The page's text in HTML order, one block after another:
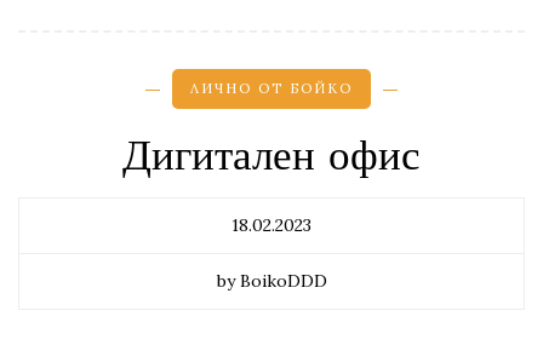
ЛИЧНО ОТ БОЙКО
Дигитален офис
18.02.2023
by BoikoDDD